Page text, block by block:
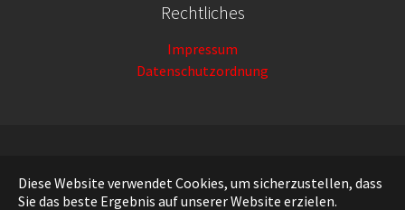
Diese Website verwendet Cookies, um sicherzustellen, dass
Sie das beste Ergebnis auf unserer Website erzielen.
Rechtliches
Impressum
Datenschutzordnung
Running withTYPO3andBootstrap Package.